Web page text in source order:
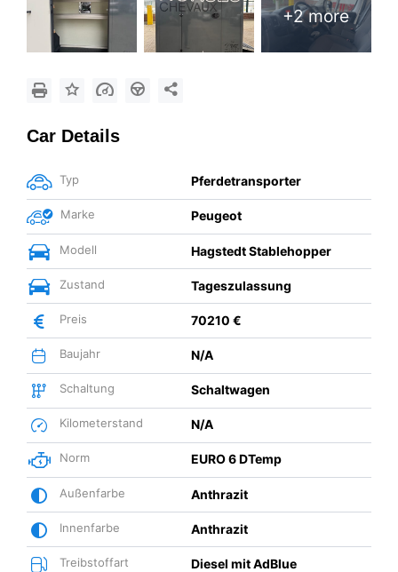
+2 more
Car Details
Typ Pferdetransporter
Marke Peugeot
Modell Hagstedt Stablehopper
Zustand Tageszulassung
Preis 70210 €
Baujahr N/A
Schaltung Schaltwagen
Kilometerstand N/A
Norm EURO 6 DTemp
Außenfarbe Anthrazit
Innenfarbe Anthrazit
Treibstoffart Diesel mit AdBlue